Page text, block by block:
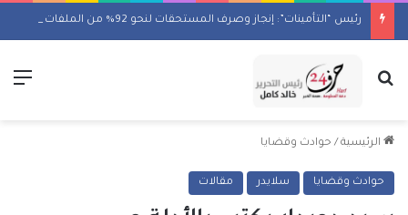
رئيس “التأمينات”: إنجاز وصرف المستحقات لنحو 92% من الملفات المتأخرة
بحث عن
الرئيسية / حوادث وقضايا
حوادث وقضايا سلايدر مقالات